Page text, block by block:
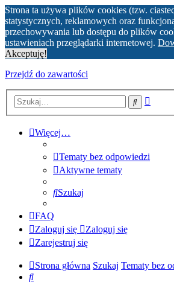
Strona ta używa plików cookies (tzw.
statystycznych, reklamowych oraz
przechowywania lub dostępu do plików
ustawieniach przeglądarki internetowej.
Akceptuję!
Przejdź do zawartości
Szukaj
Więcej…
Tematy bez odpowiedzi
Aktywne tematy
Szukaj
FAQ
Zaloguj się
Zaloguj się
Zarejestruj się
Strona główna Szukaj Tematy bez
Szukaj